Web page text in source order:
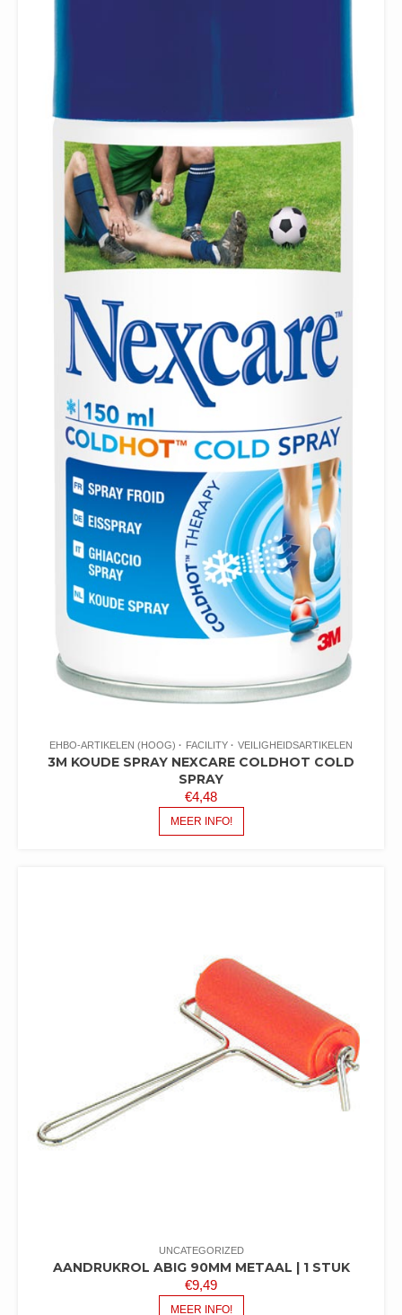
EHBO-ARTIKELEN (HOOG) FACILITY VEILIGHEIDSARTIKELEN
3M KOUDE SPRAY NEXCARE COLDHOT COLD
SPRAY
€4,48
MEER INFO!
UNCATEGORIZED
AANDRUKROL ABIG 90MM METAAL | 1 STUK
€9,49
MEER INFO!